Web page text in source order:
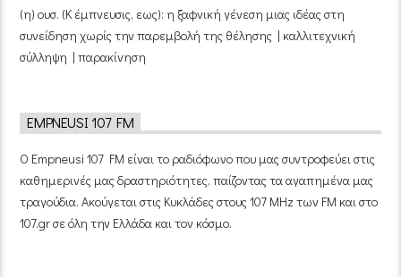
(η) ουσ. (Κ έμπνευσις, εως): η ξαφνική γένεση μιας ιδέας στη
συνείδηση χωρίς την παρεμβολή της θέλησης | καλλιτεχνική
σύλληψη | παρακίνηση
EMPNEUSI 107 FM
Ο Empneusi 107 FM είναι το ραδιόφωνο που μας συντροφεύει στις
καθημερινές μας δραστηριότητες, παίζοντας τα αγαπημένα μας
τραγούδια. Ακούγεται στις Κυκλάδες στους 107 MHz των FM και στο
107.gr σε όλη την Ελλάδα και τον κόσμο.